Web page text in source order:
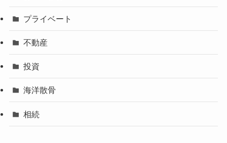
プライベート
不動産
投資
海洋散骨
相続